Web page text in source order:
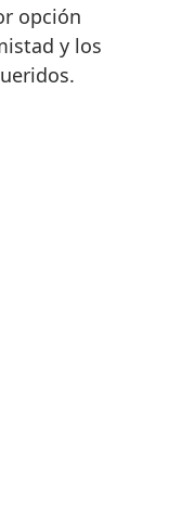
opción
y los